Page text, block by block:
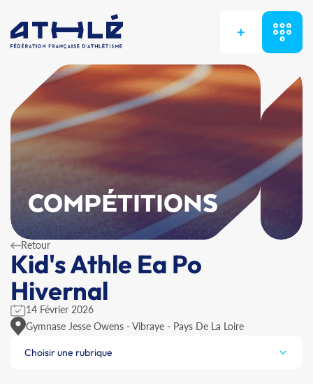
+
COMPÉTITIONS
Retour
Kid's Athle Ea Po
Hivernal
14 Février 2026
Gymnase Jesse Owens - Vibraye - Pays De La Loire
Choisir une rubrique